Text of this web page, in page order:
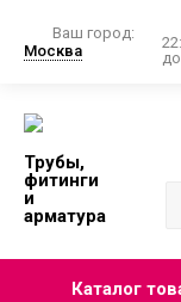
Ваш город:
Москва
Трубы,
фитинги
и
арматура
Каталог